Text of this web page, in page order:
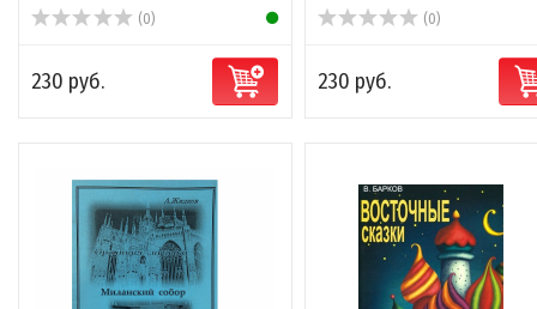
(0)
230 руб.
(0)
230 руб.